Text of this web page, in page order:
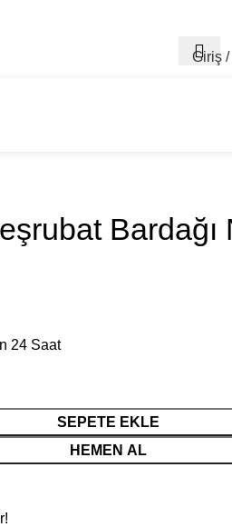
Giriş /
Bardağı
24 Saat
SEPETE EKLE
HEMEN AL